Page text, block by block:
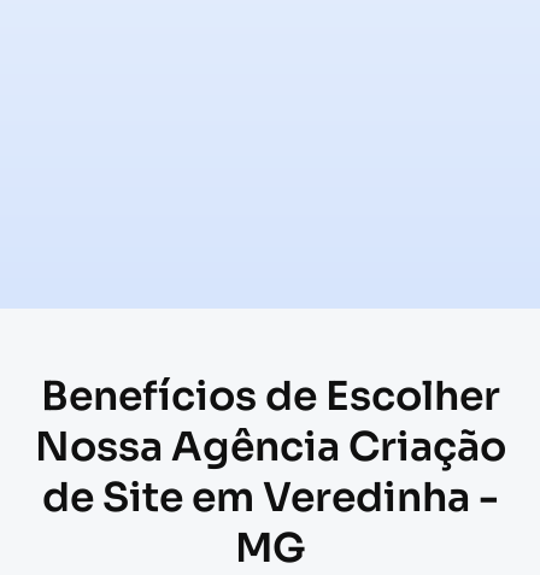
Benefícios de Escolher
Nossa Agência Criação
de Site em Veredinha -
MG